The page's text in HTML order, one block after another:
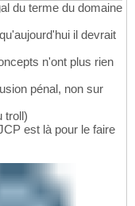
du terme du domaine
il devrait
n'ont plus rien
pénal, non sur
troll)
est là pour le faire